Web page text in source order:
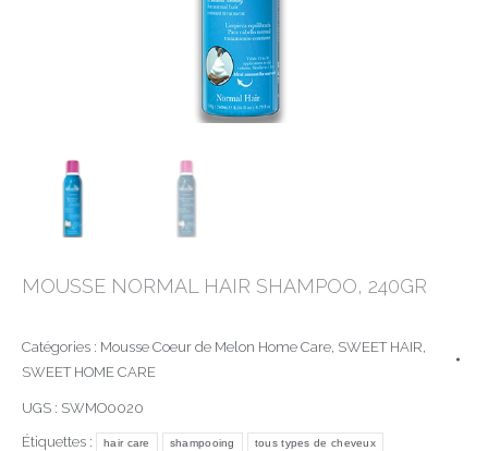
MOUSSE NORMAL HAIR SHAMPOO, 240GR
Catégories : Mousse Coeur de Melon Home Care SWEET HAIR
SWEET HOME CARE
UGS : SWMO0020
Étiquettes : hair care shampooing tous types de cheveux